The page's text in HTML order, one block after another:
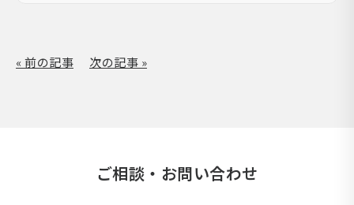
« 前の記事 次の記事 »
ご相談・お問い合わせ